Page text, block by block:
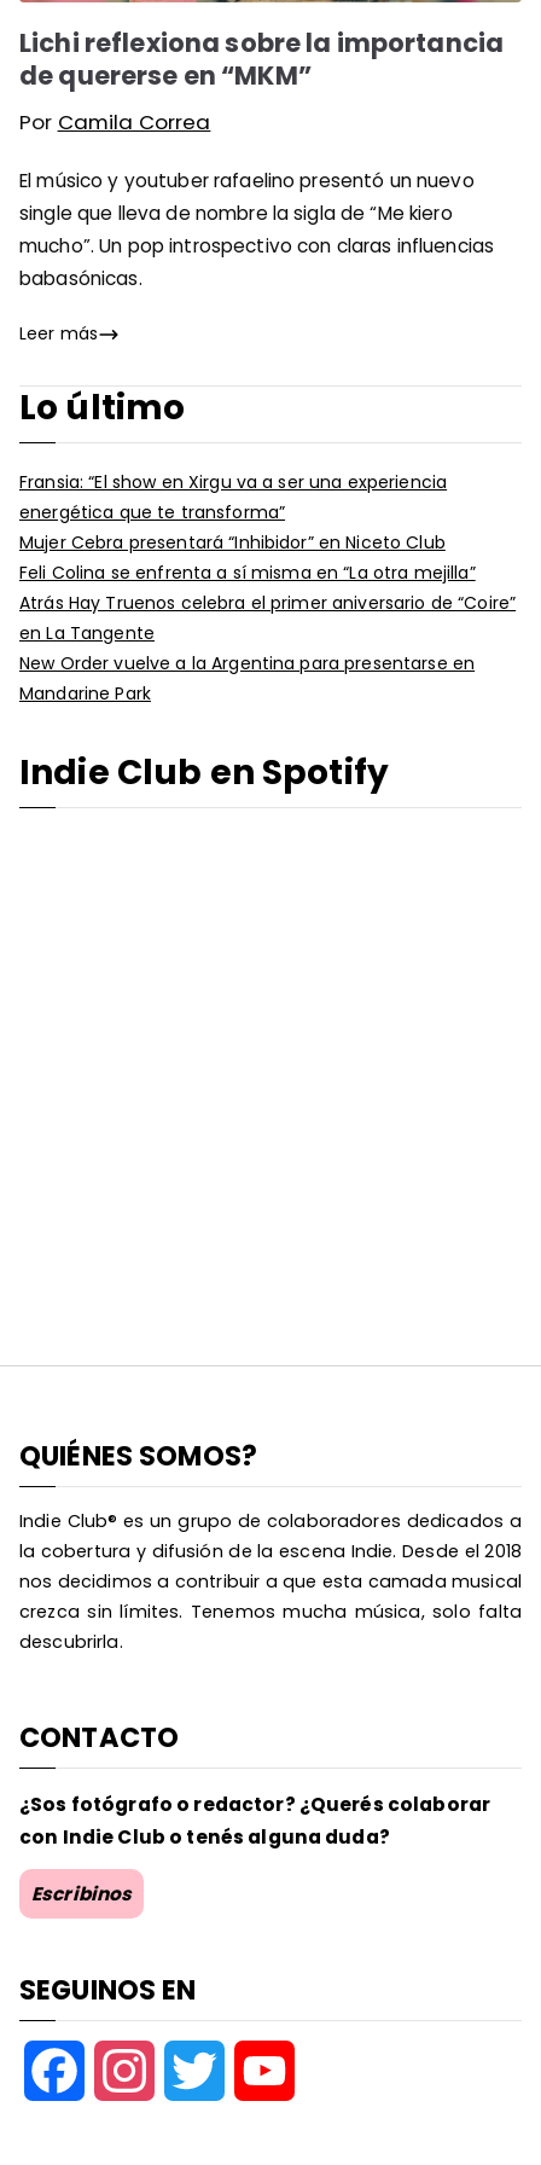
Lichi reflexiona sobre la importancia
de quererse en “MKM”
Por Camila Correa
El músico y youtuber rafaelino presentó un nuevo
single que lleva de nombre la sigla de “Me kiero
mucho”. Un pop introspectivo con claras influencias
babasónicas.
Leer más
Lo último
Fransia: “El show en Xirgu va a ser una experiencia
energética que te transforma”
Mujer Cebra presentará “Inhibidor” en Niceto Club
Feli Colina se enfrenta a sí misma en “La otra mejilla”
Atrás Hay Truenos celebra el primer aniversario de “Coire”
en La Tangente
New Order vuelve a la Argentina para presentarse en
Mandarine Park
Indie Club en Spotify
QUIÉNES SOMOS?
Indie Club® es un grupo de colaboradores dedicados a
la cobertura y difusión de la escena Indie. Desde el 2018
nos decidimos a contribuir a que esta camada musical
crezca sin límites. Tenemos mucha música, solo falta
descubrirla.
CONTACTO
¿Sos fotógrafo o redactor? ¿Querés colaborar
con Indie Club o tenés alguna duda?
Escribinos
SEGUINOS EN